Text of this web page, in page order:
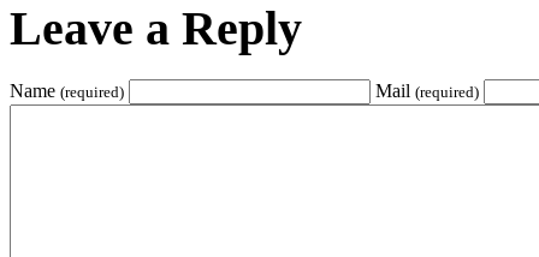
Leave a Reply
Name (required) Mail (required)